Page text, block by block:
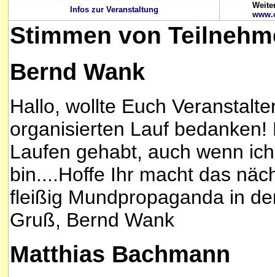
Infos zur Veranstaltung
Stimmen von
Bernd Wank
Hallo, wollte Euch
organisierten Lauf
Laufen gehabt, auch wenn
bin....Hoffe Ihr macht das
fleißig Mundpropaganda in
Gruß, Bernd Wank
Matthias Bachmann